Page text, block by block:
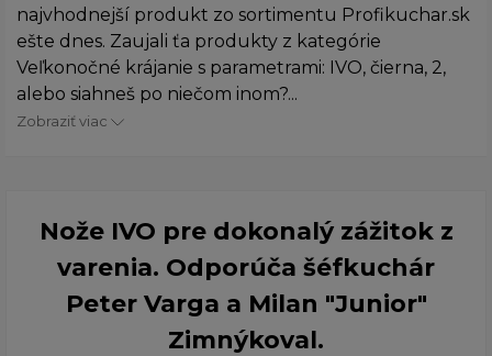
najvhodnejší produkt zo sortimentu Profikuchar.sk
ešte dnes. Zaujali ťa produkty z kategórie
Veľkonočné krájanie s parametrami: IVO, čierna, 2,
alebo siahneš po niečom inom?...
Zobraziť viac
Nože IVO pre dokonalý zážitok z
varenia. Odporúča šéfkuchár
Peter Varga a Milan "Junior"
Zimnýkoval.